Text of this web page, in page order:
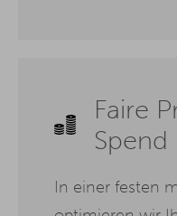
Faire
In einer festen